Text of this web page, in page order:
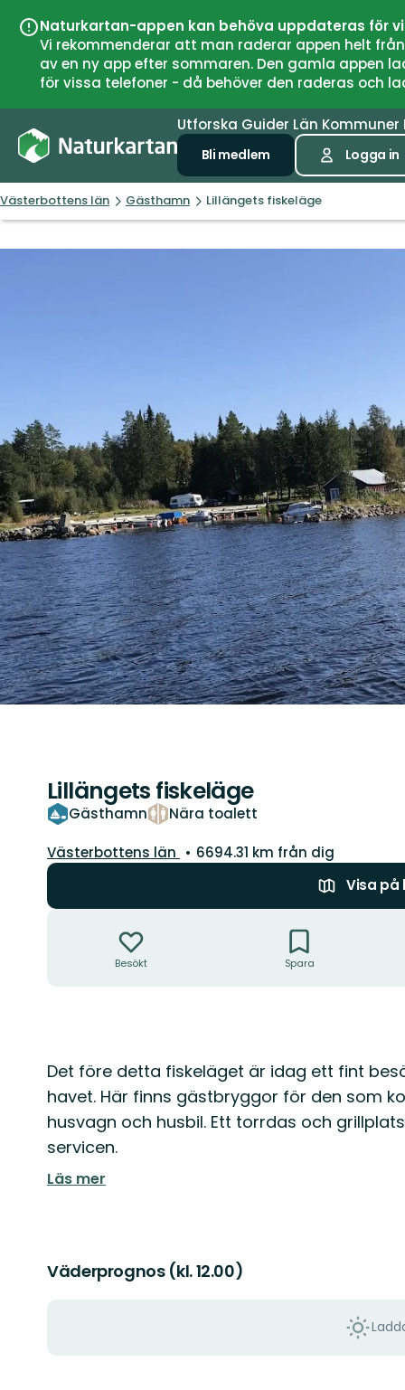
Naturkartan-appen kan behöva uppdateras för
Vi rekommenderar att man raderar appen helt
av en ny app efter sommaren. Den gamla
för vissa telefoner - då behöver den raderas och
Utforska Guider Län Kommuner
Bli medlem Logga in
Västerbottens län Gästhamn Lillängets fiskeläge
Lillängets fiskeläge
Gästhamn Nära toalett
Län:
Västerbottens län
6694.31 km från dig
Visa på
Besökt Spara
Beskrivning
Det före detta fiskeläget är idag ett fint
havet. Här finns gästbryggor för den som
husvagn och husbil. Ett torrdas och
servicen.
Läs mer
Väderprognos (kl. 12.00)